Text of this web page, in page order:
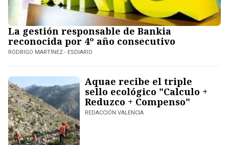
La gestión responsable de Bankia
reconocida por 4º año consecutivo
RODRIGO MARTÍNEZ - ESDIARIO
Aquae recibe el triple
sello ecológico "Calculo +
Reduzco + Compenso"
REDACCIÓN VALENCIA